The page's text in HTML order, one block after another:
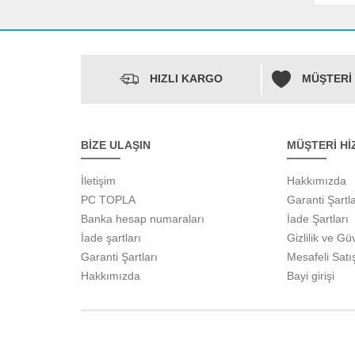
HIZLI KARGO
BİZE ULAŞIN
İletişim
PC TOPLA
Banka hesap numaraları
İade şartları
Garanti Şartları
Hakkımızda
MÜŞTERİ
Hakkımızda
Garanti
İade Şartları
Gizlilik ve
Mesafeli
Bayi girişi